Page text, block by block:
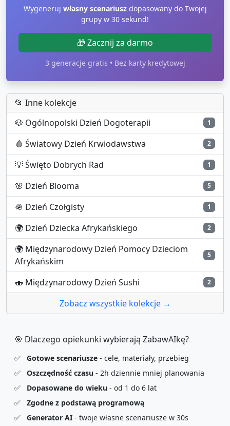
Wygeneruj własny scenariuszdopasowany do Twojej
grupy w 30 sekund!
🎁 Zacznij za darmo
3 generacje gratis • Bez karty kredytowej
📂 Inne kolekcje
🐶 Ogólnopolski Dzień Dogoterapii 1
🩸 Światowy Dzień Krwiodawstwa 2
💡Święto Dobrych Rad 1
🌸 Dzień Blooma 5
🪖 Dzień Czołgisty 1
🌍 Dzień Dziecka Afrykańskiego 2
🌍 Międzynarodowy Dzień Pomocy Dzieciom
Afrykańskim
5
🍣 Międzynarodowy Dzień Sushi 2
Zobacz wszystkie kolekcje →
🎯 Dlaczego opiekunki wybierają ZabawAIkę?
✅ Gotowe scenariusze - cele, materiały, przebieg
✅
Oszczędność czasu - 2h dziennie mniej planowania
✅
Dopasowane do wieku - od 1 do 6 lat
✅
Zgodne z podstawą programową
✅
Generator AI - twoje własne scenariusze w 30s